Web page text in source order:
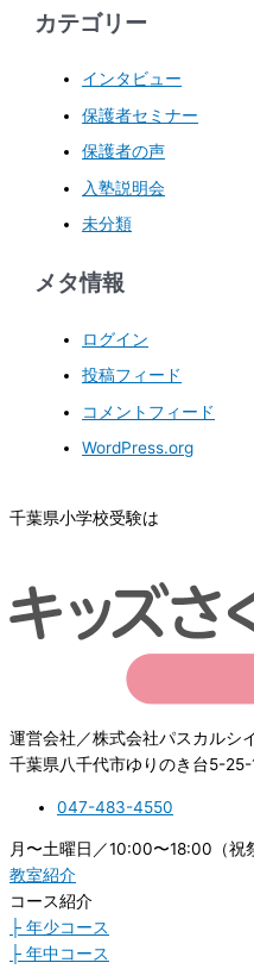
カテゴリー
インタビュー
保護者セミナー
保護者の声
入塾説明会
未分類
メタ情報
ログイン
投稿フィード
コメントフィード
WordPress.org
千葉県小学校受験は
運営会社／株式会社パスカルシ
千葉県八千代市ゆりのき台5-25-
047-483-4550
月〜土曜日／10:00〜18:00（祝
教室紹介
コース紹介
├ 年少コース
├ 年中コース